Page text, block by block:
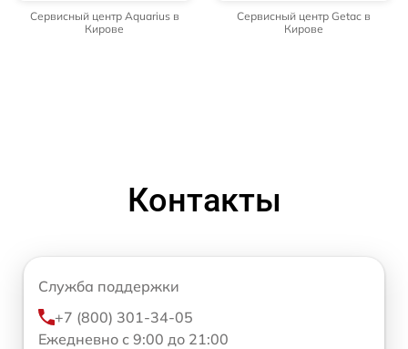
Сервисный центр Aquarius в
Кирове
Сервисный центр Getac в
Кирове
Контакты
Служба поддержки
+7 (800) 301-34-05
Ежедневно с 9:00 до 21:00